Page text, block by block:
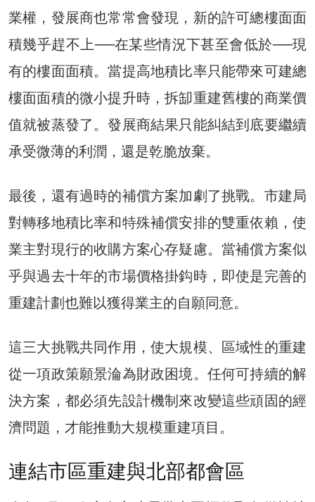
業權，發展商也常常會發現，新的許可總樓面面
積幾乎趕不上──在某些情況下甚至會低於──現
有的樓面面積。當提高地積比率只能帶來可建總
樓面面積的微小提升時，拆缷重建舊樓的商業價
值就被蒸發了。發展商結果只能糾結到底要繼續
承受微薄的利潤，還是乾脆放棄。
最後，還有過時的補償方案加劇了挑戰。市建局
對轉移地積比率和特殊補償安排的雙重依賴，使
業主對現行的收購方案心存疑慮。當補償方案似
乎與過去十年的市場價格掛鈎時，即使是完善的
重建計劃也難以獲得業主的自願同意。
這三大挑戰共同作用，使大規模、區域性的重建
從一項政策願景淪為財政困境。任何可持續的解
決方案，都必須先設計機制來改變這些頑固的經
濟問題，才能推動大規模重建項目。
連結市區重建與北部都會區